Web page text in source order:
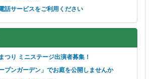
話サービスをご利用ください
つり ミニステージ出演者募集！
プンガーデン」でお庭を公開しませんか